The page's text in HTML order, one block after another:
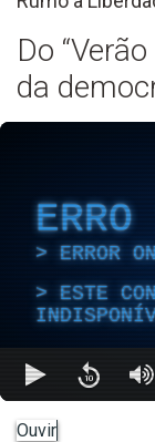
Do
da
ERRO
ERROR
ESTE
Ouvir